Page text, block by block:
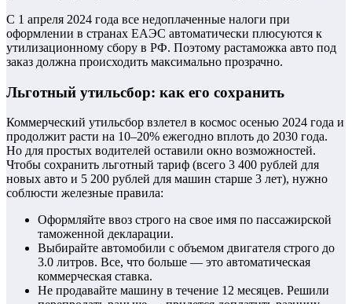
С 1 апреля 2024 года все недоплаченные налоги при
оформлении в странах ЕАЭС автоматически плюсуются к
утилизационному сбору в РФ. Поэтому растаможка авто под
заказ должна происходить максимально прозрачно.
Льготный утильсбор: как его сохранить
Коммерческий утильсбор взлетел в космос осенью 2024 года и
продолжит расти на 10–20% ежегодно вплоть до 2030 года.
Но для простых водителей оставили окно возможностей.
Чтобы сохранить льготный тариф (всего 3 400 рублей для
новых авто и 5 200 рублей для машин старше 3 лет), нужно
соблюсти железные правила:
Оформляйте ввоз строго на свое имя по пассажирской
таможенной декларации.
Выбирайте автомобили с объемом двигателя строго до
3.0 литров. Все, что больше — это автоматическая
коммерческая ставка.
Не продавайте машину в течение 12 месяцев. Решили